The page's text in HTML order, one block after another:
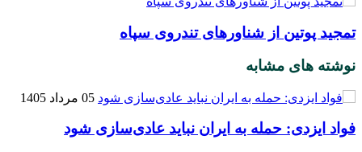
تمجید پوتین از شناورهای تندروی سپاه
نوشته های مشابه
05 مرداد 1405
فواد ایزدی: حمله به ایران نباید عادی‌سازی شود